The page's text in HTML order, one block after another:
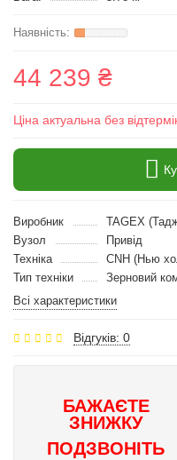
44 239 ₴
Ціна актуальна без
Виробник
TAGEX
Вузол
Привід
Техніка
CNH (Нью
Тип техніки
Зерновий
Всі характеристики
Відгуків: 0
БАЖАЄТЕ
ЗНИЖКУ
ПОДЗВОНІТЬ